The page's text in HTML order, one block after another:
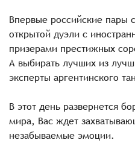
Впервые российские пары
открытой дуэли с
призерами престижных
А выбирать лучших из
эксперты аргентинского
В этот день развернется
мира, Вас ждет
незабываемые эмоции.